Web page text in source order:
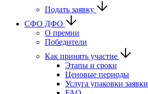
Подать заявку
CФО ДФО
О премии
Победители
Как принять участие
Этапы и сроки
Ценовые периоды
Услуга упаковки заявки